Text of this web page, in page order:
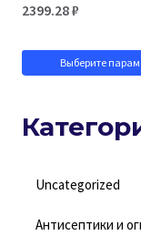
странице
товара.
2399.28₽
Выберите
товар
несколько
Опции
Uncategorized
Антисептики и